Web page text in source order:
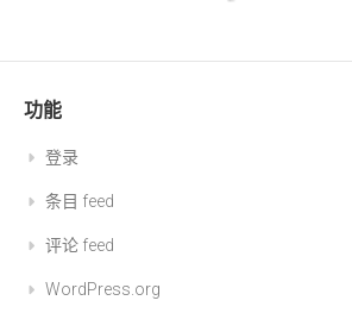
功能
登录
条目 feed
评论 feed
WordPress.org